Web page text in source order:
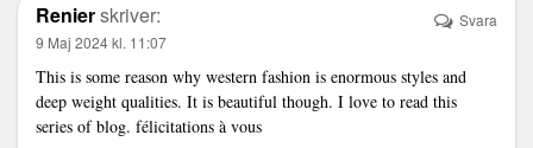
Renierskriver:
9 Maj 2024 kl. 11:07
This is some reason why western fashion is enormous styles and
deep weight qualities. It is beautiful though. I love to read this
series of blog. félicitations à vous
Svara